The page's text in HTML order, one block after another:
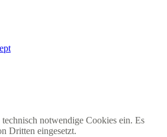
notwendige Cookies ein. Es
Dritten eingesetzt.